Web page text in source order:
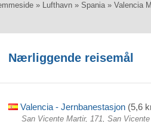
» Lufthavn » Spania» Valencia
Nærliggende reisemål
Valencia - Jernbanestasjon (5,6
San Vicente Martir, 171, San